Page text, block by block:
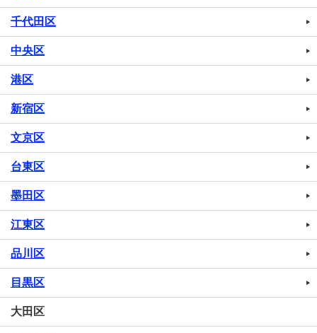
千代田区
中央区
港区
新宿区
文京区
台東区
墨田区
江東区
品川区
目黒区
大田区